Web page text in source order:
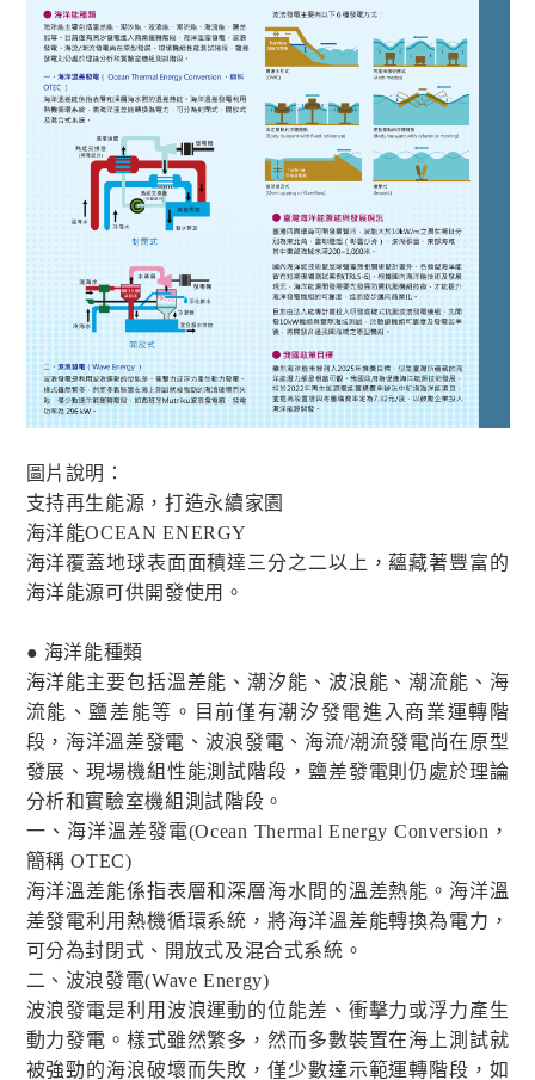
圖片說明：
支持再生能源，打造永續家園
海洋能OCEAN ENERGY
海洋覆蓋地球表面面積達三分之二以上，蘊藏著豐富的
海洋能源可供開發使用。
● 海洋能種類
海洋能主要包括溫差能、潮汐能、波浪能、潮流能、海
流能、鹽差能等。目前僅有潮汐發電進入商業運轉階
段，海洋溫差發電、波浪發電、海流/潮流發電尚在原型
發展、現場機組性能測試階段，鹽差發電則仍處於理論
分析和實驗室機組測試階段。
一、海洋溫差發電(Ocean Thermal Energy Conversion，
簡稱 OTEC)
海洋溫差能係指表層和深層海水間的溫差熱能。海洋溫
差發電利用熱機循環系統，將海洋溫差能轉換為電力，
可分為封閉式、開放式及混合式系統。
二、波浪發電(Wave Energy)
波浪發電是利用波浪運動的位能差、衝擊力或浮力產生
動力發電。樣式雖然繁多，然而多數裝置在海上測試就
被強勁的海浪破壞而失敗，僅少數達示範運轉階段，如